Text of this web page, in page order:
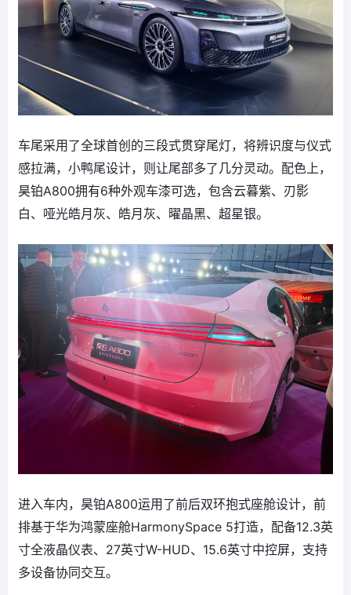
车尾采用了全球首创的三段式贯穿尾灯，将辨识度与仪式
感拉满，小鸭尾设计，则让尾部多了几分灵动。配色上，
昊铂A800拥有6种外观车漆可选，包含云暮紫、刃影
白、哑光皓月灰、皓月灰、曜晶黑、超星银。
进入车内，昊铂A800运用了前后双环抱式座舱设计，前
排基于华为鸿蒙座舱HarmonySpace 5打造，配备12.3英
寸全液晶仪表、27英寸W-HUD、15.6英寸中控屏，支持
多设备协同交互。